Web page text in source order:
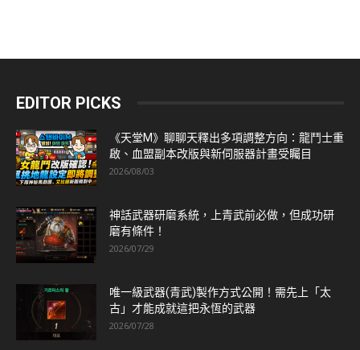
EDITOR PICKS
《天堂M》聊聊天釋出多項調整方向：龍鬥士重
啟、血盟副本改版與新伺服器計畫受矚目
2026/08/03
神話武器研磨系統，上青武前必做，但成功研
磨有條件！
2026/07/29
唯一級武器(青武)製作方式公開！需先上「太
古」才能成就這把永恆的武器
2026/07/28